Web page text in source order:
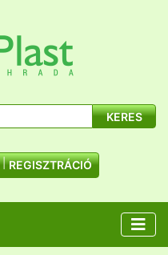
KERES
REGISZTRÁCIÓ